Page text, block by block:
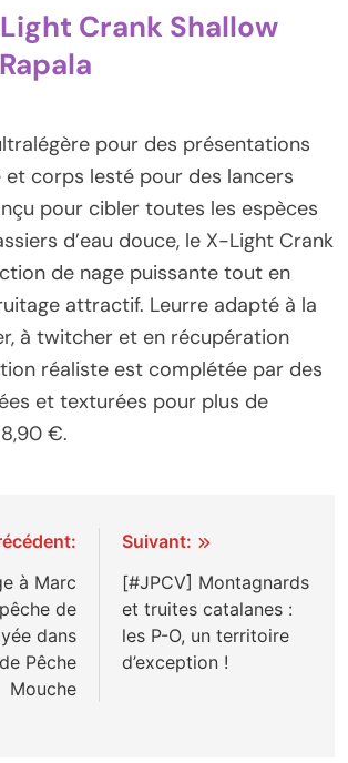
Crank Shallow
pour des présentations
corps lesté pour des lancers
pour cibler toutes les espèces
d’eau douce, le X-Light Crank
de nage puissante tout en
attractif. Leurre adapté à la
à twitcher et en récupération
réaliste est complétée par des
et texturées pour plus de
€.
à Marc
de
dans
Pêche
Mouche
Suivant:
[#JPCV] Montagnards
et truites catalanes :
les P-O, un territoire
d’exception !